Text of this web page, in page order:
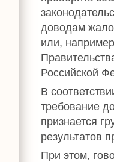
доводам
или,
Российской
В
требование
признается
результатов
При этом,